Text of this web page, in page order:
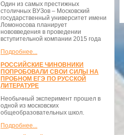
Один из самых престижных
столичных ВУЗов – Московский
государственный университет имени
Ломоносова планирует
нововведения в проведении
вступительной компании 2015 года
Подробнее...
РОССИЙСКИЕ ЧИНОВНИКИ
ПОПРОБОВАЛИ СВОИ СИЛЫ НА
ПРОБНОМ ЕГЭ ПО РУССКОЙ
ЛИТЕРАТУРЕ
Необычный эксперимент прошел в
одной из московских
общеобразовательных школ.
Подробнее...